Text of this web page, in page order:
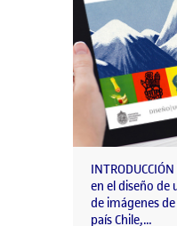
en el diseño de
de imágenes
país Chile,…